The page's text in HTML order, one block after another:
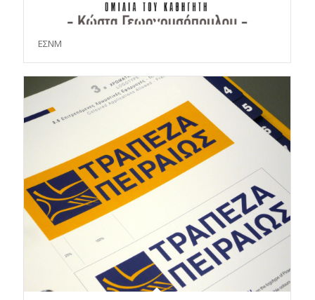
ΕΣΝΜ